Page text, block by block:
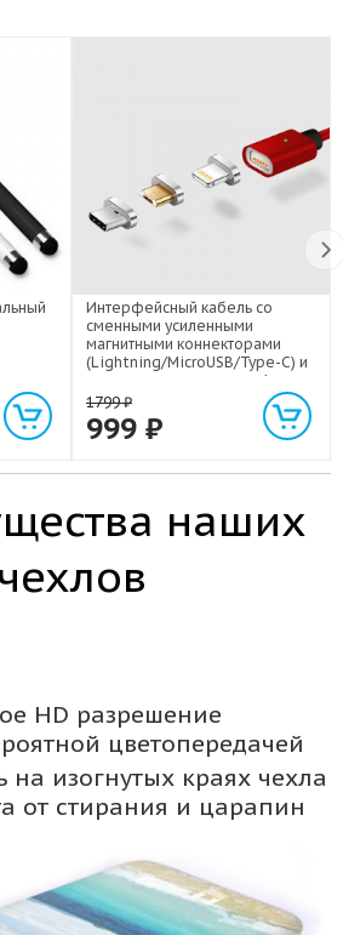
Интерфейсный кабель со
сменными усиленными
магнитными коннекторами
(Lightning/MicroUSB/Type-C) и
световым индикатором 1м
1799₽
999 ₽
наших
чехлов
HD разрешение
цветопередачей
на изогнутых краях чехла
от стирания и царапин